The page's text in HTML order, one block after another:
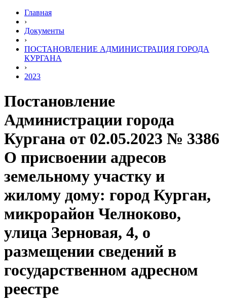
Главная
›
Документы
›
ПОСТАНОВЛЕНИЕ АДМИНИСТРАЦИЯ ГОРОДА
КУРГАНА
›
2023
Постановление
Администрации города
Кургана от 02.05.2023 № 3386
О присвоении адресов
земельному участку и
жилому дому: город Курган,
микрорайон Челноково,
улица Зерновая, 4, о
размещении сведений в
государственном адресном
реестре